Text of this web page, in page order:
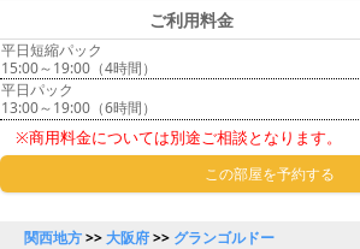
ご利用料金
平日短縮パック
15:00～19:00（4時間）
平日パック
13:00～19:00（6時間）
※商用料金については別途ご相談となります。
この部屋を予約する
関西地方>>大阪府>> グランゴルドー